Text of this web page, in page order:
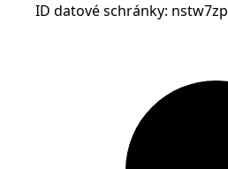
ID datové schránky: nstw7zp